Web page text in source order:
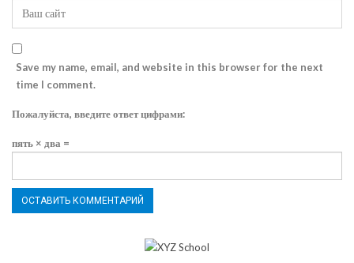
Save my name, email, and website in this browser for the next
time I comment.
Пожалуйста, введите ответ цифрами:
пять × два =